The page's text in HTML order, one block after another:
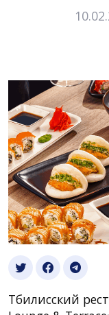
Тбилисский